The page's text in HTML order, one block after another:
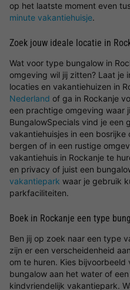
op het laatste moment even
minute vakantiehuisje.
Zoek jouw ideale locatie in
Wat voor type bungalow in
omgeving wil jij zitten? Laat je
locaties en vakantiehuizen in
Nederland of ga in Rockanje
een prachtige omgeving waar
BungalowSpecials vind je een
vakantiehuisjes in een
bergen of in een rustige
vakantiehuis in Rockanje te
en privacy of juist een
vakantiepark waar je gebruik
parkfaciliteiten.
Boek in Rockanje een type
Ben jij op zoek naar een type
zijn er een verscheidenheid
om te huren. Kies
bungalow aan het water of
kindvriendelijk vakantiepark.